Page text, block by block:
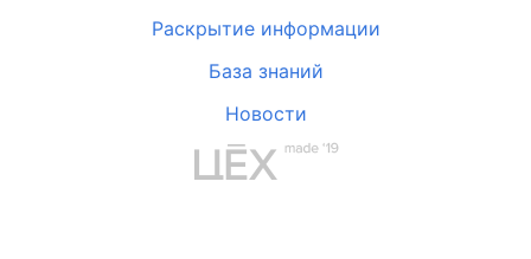
Раскрытие информации
База знаний
Новости